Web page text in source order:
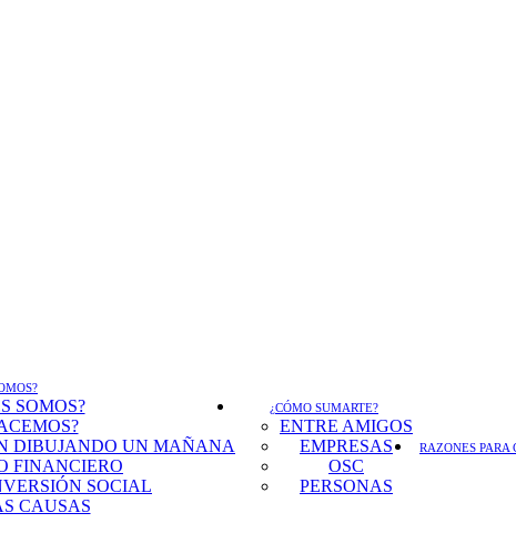
SOMOS?
DIBUJANDO UN MAÑANA
FINANCIERO
SOCIAL
CAUSAS
¿CÓMO SUMARTE?
ENTRE AMIGOS
EMPRESAS
OSC
PERSONAS
RAZONES PARA